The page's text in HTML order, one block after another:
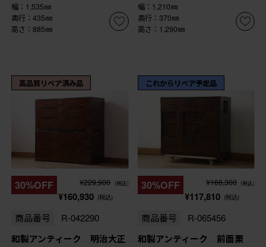
幅：1,535㎜
奥行：435㎜
高さ：885㎜
幅：1,210㎜
奥行：370㎜
高さ：1,290㎜
高品質リペア済み品
30%OFF ¥229,900 (税込)
¥160,930 (税込)
商品番号 R-042290
和製アンティーク 明治大正
これからリペア予定品
30%OFF ¥168,300 (税込)
¥117,810 (税込)
商品番号 R-065456
和製アンティーク 前面栗